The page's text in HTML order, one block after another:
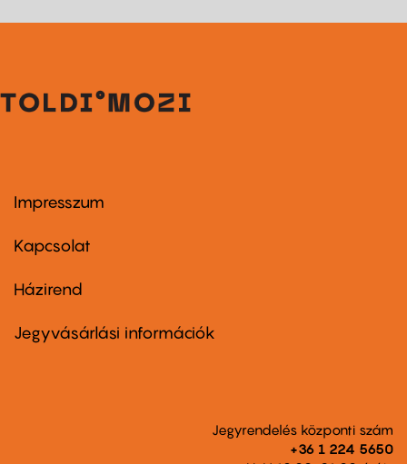
Footer
first
Impresszum
Kapcsolat
Footer
second
Házirend
Jegyvásárlási információk
Jegyrendelés központi szám
+36 1 224 5650